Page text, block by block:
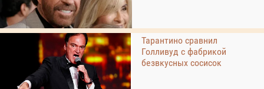
Тарантино сравнил
Голливуд с фабрикой
безвкусных сосисок